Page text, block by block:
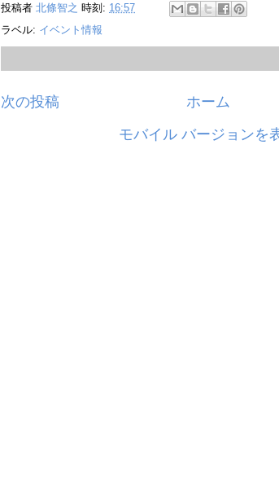
投稿者 北條智之 時刻: 16:57
ラベル: イベント情報
次の投稿
ホーム
モバイル バージョンを